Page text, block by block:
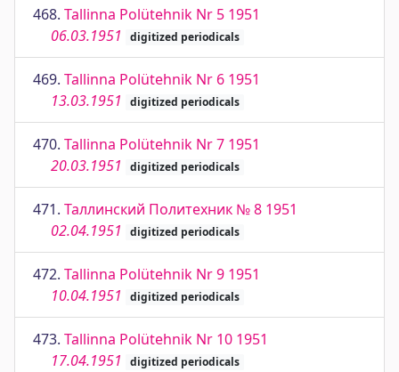
468. Tallinna Polütehnik Nr 5 1951
06.03.1951
digitized periodicals
469. Tallinna Polütehnik Nr 6 1951
13.03.1951
digitized periodicals
470. Tallinna Polütehnik Nr 7 1951
20.03.1951
digitized periodicals
471. Таллинский Политехник № 8 1951
02.04.1951
digitized periodicals
472. Tallinna Polütehnik Nr 9 1951
10.04.1951
digitized periodicals
473. Tallinna Polütehnik Nr 10 1951
17.04.1951
digitized periodicals